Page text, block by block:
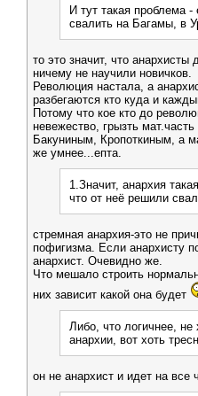
И тут такая проблема -
свалить на Багамы, в
то это значит, что
ничему не научили новичков.
Революция настала, а
разбегаются кто куда и
Потому что кое кто до
невежество, грызть
Бакуниным, Кропоткиным, а
же умнее...епта.
1.Значит, анархия
что от неё решили
стремная анархия-это не
пофигизма. Если анархисту
анархист. Очевидно же.
Что мешало строить
них зависит какой она будет
Либо, что логичнее, не
анархии, вот хоть
он не анархист и идет на все